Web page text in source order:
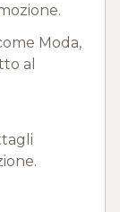
Moda,
al